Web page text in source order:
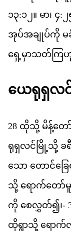
၁၃:၁၂။ မာ၊ ၄:
အပအခပက မ
ရ မသတ က
ယရရလ
28 ထသ မန
ရရလင မ သ ခ
သ တငခ
သ ရကတမ
က စလတ်၍၊-
ထရသ ရက